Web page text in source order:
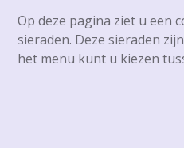
Op deze pagina ziet u een
sieraden. Deze sieraden
het menu kunt u kiezen